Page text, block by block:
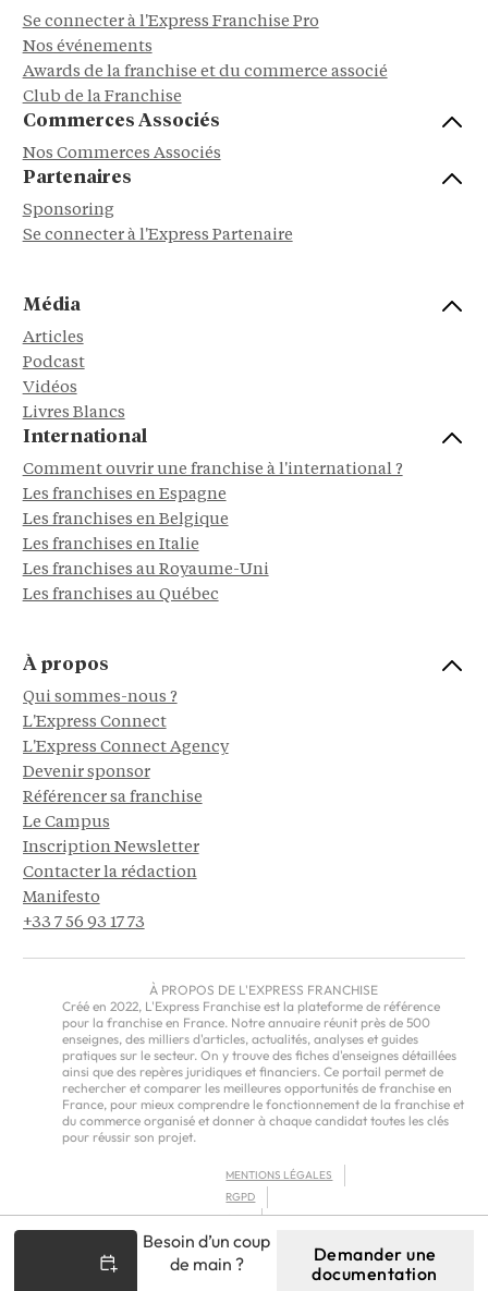
Besoin d’un coup
de main ?
Demander une
documentation
Se connecter à l'Express Franchise Pro
Nos événements
Awards de la franchise et du commerce associé
Club de la Franchise
Commerces Associés
Nos Commerces Associés
Partenaires
Sponsoring
Se connecter à l'Express Partenaire
Média
Articles
Podcast
Vidéos
Livres Blancs
International
Comment ouvrir une franchise à l'international ?
Les franchises en Espagne
Les franchises en Belgique
Les franchises en Italie
Les franchises au Royaume-Uni
Les franchises au Québec
À propos
Qui sommes-nous ?
L'Express Connect
L'Express Connect Agency
Devenir sponsor
Référencer sa franchise
Le Campus
Inscription Newsletter
Contacter la rédaction
Manifesto
+33 7 56 93 17 73
À PROPOS DE L'EXPRESS FRANCHISE
Créé en 2022, L'Express Franchise est la plateforme de référence
pour la franchise en France. Notre annuaire réunit près de 500
enseignes, des milliers d'articles, actualités, analyses et guides
pratiques sur le secteur. On y trouve des fiches d'enseignes détaillées
ainsi que des repères juridiques et financiers. Ce portail permet de
rechercher et comparer les meilleures opportunités de franchise en
France, pour mieux comprendre le fonctionnement de la franchise et
du commerce organisé et donner à chaque candidat toutes les clés
pour réussir son projet.
MENTIONS LÉGALES
RGPD
CGU
CGV – EUROPE